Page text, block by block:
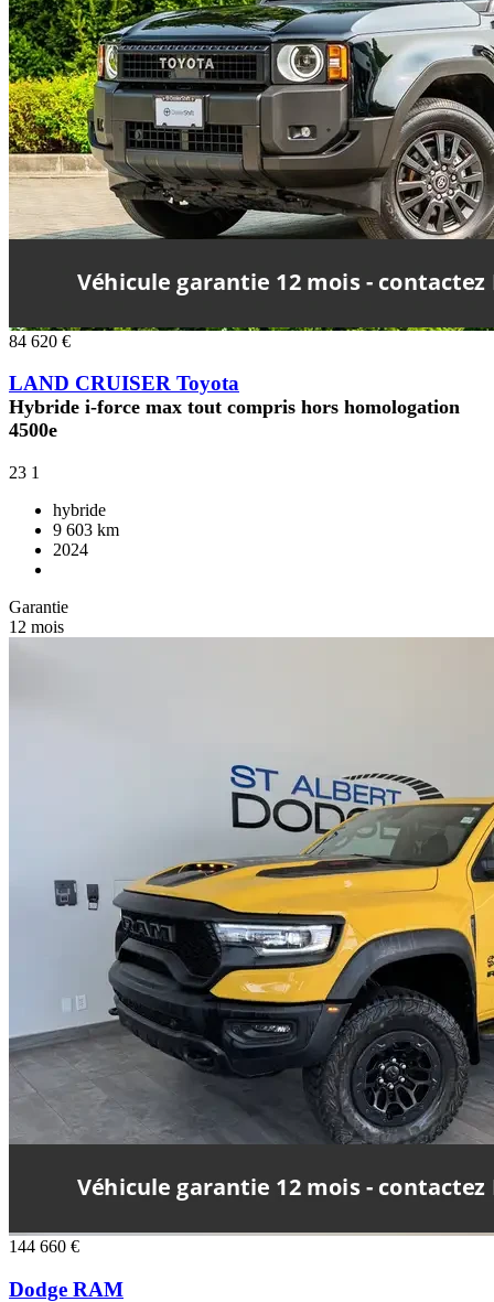
84 620 €
LAND CRUISER Toyota
Hybride i-force max tout compris hors homologation
4500e
23 1
hybride
9 603 km
2024
Garantie
12 mois
144 660 €
Dodge RAM